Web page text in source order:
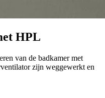
HPL
van de badkamer met
zijn weggewerkt en